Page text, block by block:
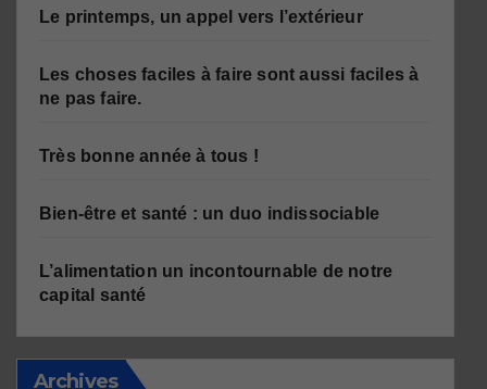
Le printemps, un appel vers l’extérieur
Les choses faciles à faire sont aussi faciles à
ne pas faire.
Très bonne année à tous !
Bien-être et santé : un duo indissociable
L’alimentation un incontournable de notre
capital santé
Archives